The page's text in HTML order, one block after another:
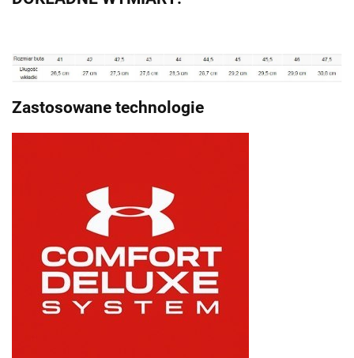
Zastosowane technologie